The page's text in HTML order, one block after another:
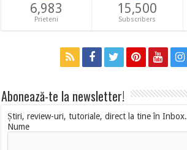
6,983
Prieteni
15,500
Subscribers
Abonează-te la newsletter!
Știri, review-uri, tutoriale, direct la tine în Inbox.
Nume